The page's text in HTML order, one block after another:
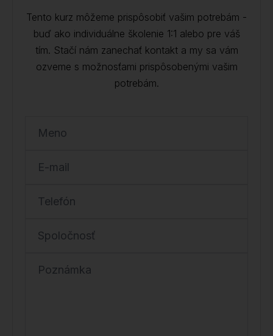
Tento kurz môžeme prispôsobiť vašim potrebám -
buď ako individuálne školenie 1:1 alebo pre váš
tím. Stačí nám zanechať kontakt a my sa vám
ozveme s možnosťami prispôsobenými vašim
potrebám.
Meno
E-mail
Telefón
Spoločnosť
Poznámka